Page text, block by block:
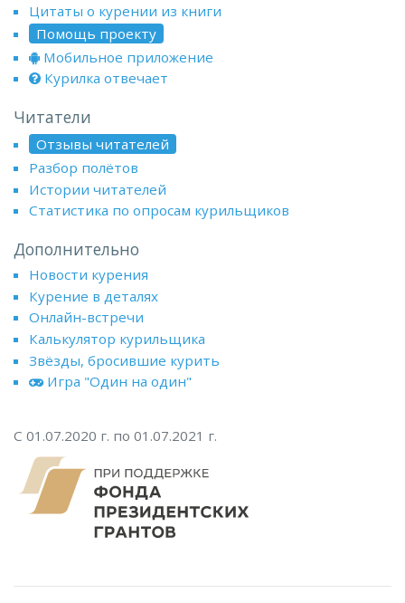
Цитаты о курении из книги
Помощь проекту
Мобильное приложение
Курилка отвечает
Читатели
Отзывы читателей
Разбор полётов
Истории читателей
Статистика по опросам курильщиков
Дополнительно
Новости курения
Курение в деталях
Онлайн-встречи
Калькулятор курильщика
Звёзды, бросившие курить
Игра "Один на один"
С 01.07.2020 г. по 01.07.2021 г.